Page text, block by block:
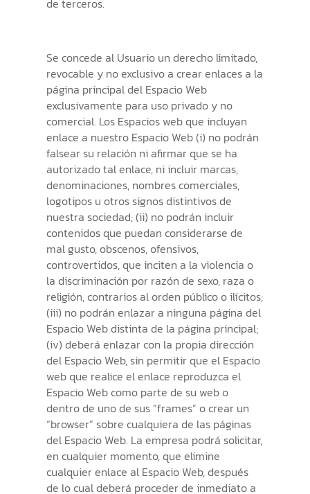
de terceros.
Se concede al Usuario un derecho limitado,
revocable y no exclusivo a crear enlaces a la
página principal del Espacio Web
exclusivamente para uso privado y no
comercial. Los Espacios web que incluyan
enlace a nuestro Espacio Web (i) no podrán
falsear su relación ni afirmar que se ha
autorizado tal enlace, ni incluir marcas,
denominaciones, nombres comerciales,
logotipos u otros signos distintivos de
nuestra sociedad; (ii) no podrán incluir
contenidos que puedan considerarse de
mal gusto, obscenos, ofensivos,
controvertidos, que inciten a la violencia o
la discriminación por razón de sexo, raza o
religión, contrarios al orden público o ilícitos;
(iii) no podrán enlazar a ninguna página del
Espacio Web distinta de la página principal;
(iv) deberá enlazar con la propia dirección
del Espacio Web, sin permitir que el Espacio
web que realice el enlace reproduzca el
Espacio Web como parte de su web o
dentro de uno de sus “frames” o crear un
“browser” sobre cualquiera de las páginas
del Espacio Web. La empresa podrá solicitar,
en cualquier momento, que elimine
cualquier enlace al Espacio Web, después
de lo cual deberá proceder de inmediato a